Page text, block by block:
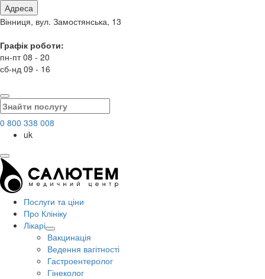
Адреса
Вінниця, вул. Замостянська, 13
Графік роботи:
пн-пт 08 - 20
сб-нд 09 - 16
0 800 338 008
uk
Послуги та ціни
Про Клініку
Лікарі
Вакцинація
Ведення вагітності
Гастроентеролог
Гінеколог